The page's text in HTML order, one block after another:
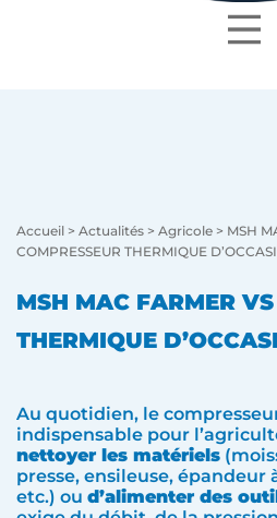
Accueil > Actualités > Agricole > MSH
COMPRESSEUR THERMIQUE
MSH MAC FARMER
THERMIQUE
Au quotidien, le
indispensable pour
nettoyer les matériels
presse, ensileuse, épandeur
etc.) ou d’alimenter des